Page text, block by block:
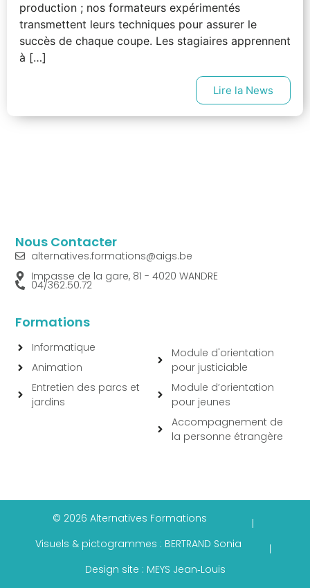
production ; nos formateurs expérimentés
transmettent leurs techniques pour assurer le
succès de chaque coupe. Les stagiaires apprennent
à […]
Lire la News
Nous Contacter
alternatives.formations@aigs.be
Impasse de la gare, 81 - 4020 WANDRE
04/362.50.72
Formations
Informatique
Animation
Entretien des parcs et
jardins
Module d'orientation
pour justiciable
Module d’orientation
pour jeunes
Accompagnement de
la personne étrangère
© 2026 Alternatives Formations
|
Visuels & pictogrammes : BERTRAND Sonia
|
Design site : MEYS Jean‑Louis